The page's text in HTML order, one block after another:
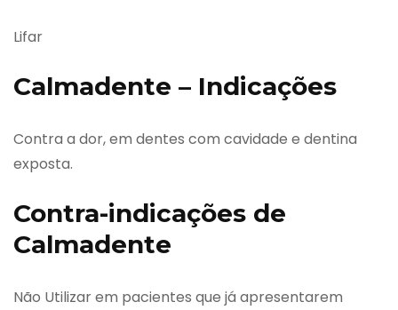
Lifar
Calmadente – Indicações
Contra a dor, em dentes com cavidade e dentina
exposta.
Contra-indicações de
Calmadente
Não Utilizar em pacientes que já apresentarem